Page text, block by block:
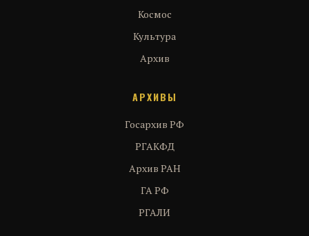
Космос
Культура
Архив
АРХИВЫ
Госархив РФ
РГАКФД
Архив РАН
ГА РФ
РГАЛИ